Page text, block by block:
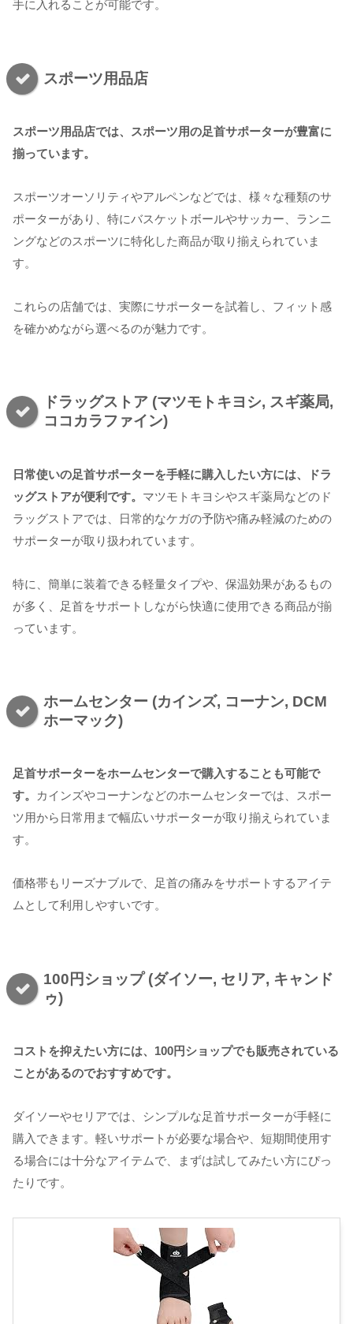
手に入れることが可能です。
スポーツ用品店
スポーツ用品店では、スポーツ用の足首サポーターが豊富に
揃っています。
スポーツオーソリティやアルペンなどでは、様々な種類のサ
ポーターがあり、特にバスケットボールやサッカー、ランニ
ングなどのスポーツに特化した商品が取り揃えられていま
す。
これらの店舗では、実際にサポーターを試着し、フィット感
を確かめながら選べるのが魅力です。
ドラッグストア (マツモトキヨシ, スギ薬局,
ココカラファイン)
日常使いの足首サポーターを手軽に購入したい方には、ドラ
ッグストアが便利です。 マツモトキヨシやスギ薬局などのド
ラッグストアでは、日常的なケガの予防や痛み軽減のための
サポーターが取り扱われています。
特に、簡単に装着できる軽量タイプや、保温効果があるもの
が多く、足首をサポートしながら快適に使用できる商品が揃
っています。
ホームセンター (カインズ, コーナン, DCM
ホーマック)
足首サポーターをホームセンターで購入することも可能で
す。
カインズやコーナンなどのホームセンターでは、スポー
ツ用から日常用まで幅広いサポーターが取り揃えられていま
す。
価格帯もリーズナブルで、足首の痛みをサポートするアイテ
ムとして利用しやすいです。
100円ショップ (ダイソー, セリア, キャンド
ゥ)
コストを抑えたい方には、100円ショップでも販売されている
ことがあるのでおすすめです。
ダイソーやセリアでは、シンプルな足首サポーターが手軽に
購入できます。軽いサポートが必要な場合や、短期間使用す
る場合には十分なアイテムで、まずは試してみたい方にぴっ
たりです。